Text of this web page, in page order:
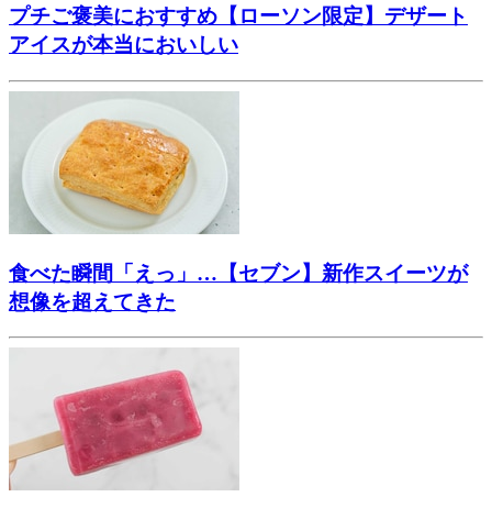
プチご褒美におすすめ【ローソン限定】デザート
アイスが本当においしい
食べた瞬間「えっ」…【セブン】新作スイーツが
想像を超えてきた